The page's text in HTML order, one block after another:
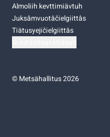
Almoliih kevttimiävtuh
Juksâmvuotâčielgiittâs
Tiätusyejičielgiittâs
©Metsähallitus 2026